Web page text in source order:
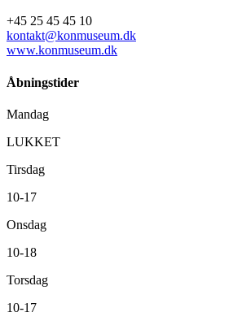
+45 25 45 45 10
kontakt@konmuseum.dk
www.konmuseum.dk
Åbningstider
Mandag
LUKKET
Tirsdag
10-17
Onsdag
10-18
Torsdag
10-17